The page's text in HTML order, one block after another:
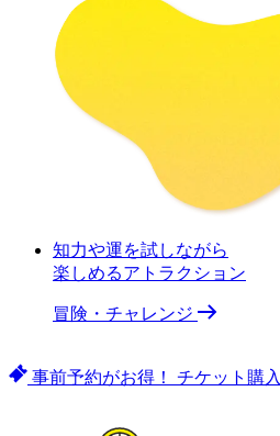
知力や運を試しながら
楽しめるアトラクション
冒険・チャレンジ
事前予約がお得！ チケット購入